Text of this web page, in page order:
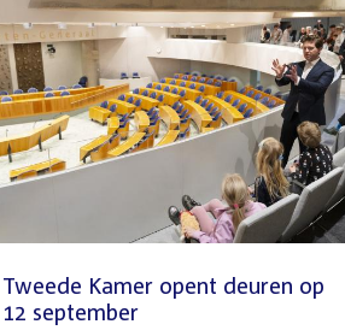
Tweede Kamer opent deuren op
12 september